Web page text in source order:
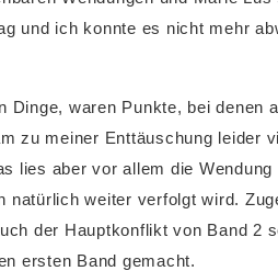
und ich konnte es nicht mehr
Dinge, waren Punkte, bei
zu meiner Enttäuschung leider
lies aber vor allem die
natürlich weiter verfolgt wird.
der Hauptkonflikt von Band 2
ersten Band gemacht.